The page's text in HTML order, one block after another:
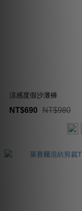
涼感度假沙灘褲
NT$690 NT$980